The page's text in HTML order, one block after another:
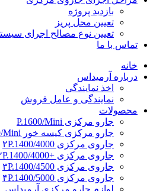
بازدید پروژه
تعیین محل پریز
تعیین نوع مصالح اجرای
تماس با ما
خانه
درباره آرمیداس
اخذ نمایندگی
نمایندگی و عامل فروش
محصولات
جارو مرکزی P.1600/Mini
جارو مرکزی کیسه خور P.1600/Mini
جاروی مرکزی ۲P.1400/4000
جاروی مرکزی +۲P.1400/4000
جاروی مرکزی ۳P.1400/4500
جاروی مرکزی ۴P.1400/5000